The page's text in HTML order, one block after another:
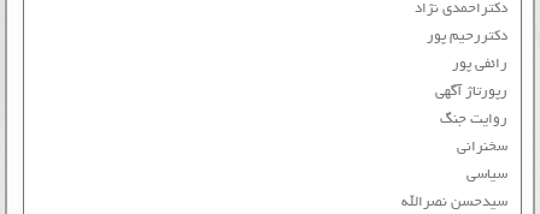
دکتراحمدی نژاد
دکتررحیم پور
رائفی پور
رپورتاژ آگهی
روایت جنگ
سخنرانی
سیاسی
سیدحسن نصرالله